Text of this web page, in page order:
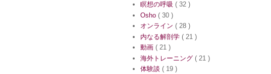
瞑想の呼吸( 32 )
Osho( 30 )
オンライン( 28 )
内なる解剖学( 21 )
動画( 21 )
海外トレーニング( 21 )
体験談( 19 )